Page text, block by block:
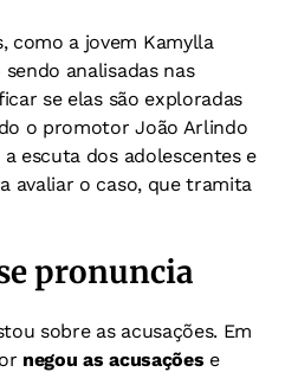
como a jovem Kamylla
sendo analisadas nas
se elas são exploradas
o promotor João Arlindo
escuta dos adolescentes e
avaliar o caso, que tramita
pronuncia
sobre as acusações. Em
negou as acusações e